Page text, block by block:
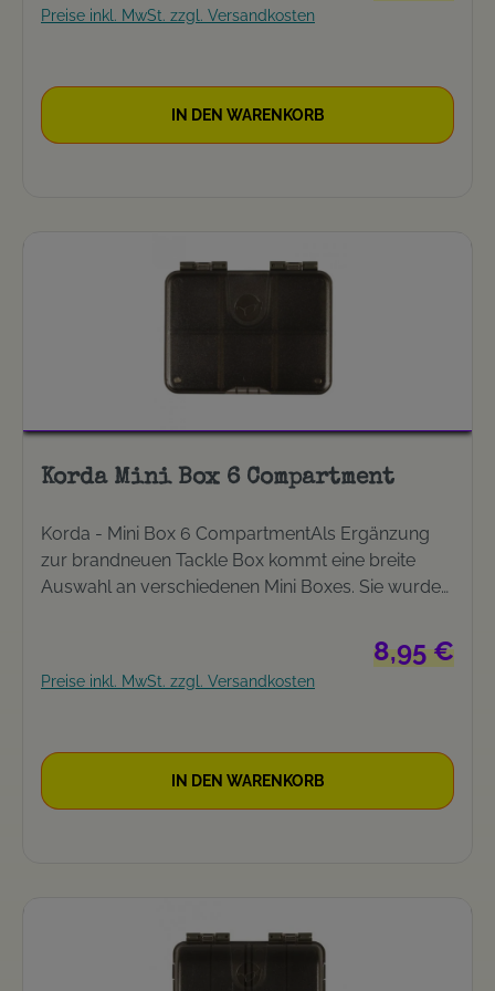
Preise inkl. MwSt. zzgl. Versandkosten
IN DEN WARENKORB
Korda Mini Box 6 Compartment
Korda - Mini Box 6 CompartmentAls Ergänzung
zur brandneuen Tackle Box kommt eine breite
Auswahl an verschiedenen Mini Boxes. Sie wurden
ein Maximum an Kleinteilen aus kleinstem Raum
verschiedenen Versionen erhältlich (mit 6, 8, 9 oder
Regulärer
8,95 €
Preise inkl. MwSt. zzgl. Versandkosten
IN DEN WARENKORB